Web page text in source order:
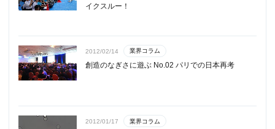
イクスルー！
2012/02/14 業界コラム
創造のなぎさに遊ぶ No.02 パリでの日本再考
2012/01/17 業界コラム